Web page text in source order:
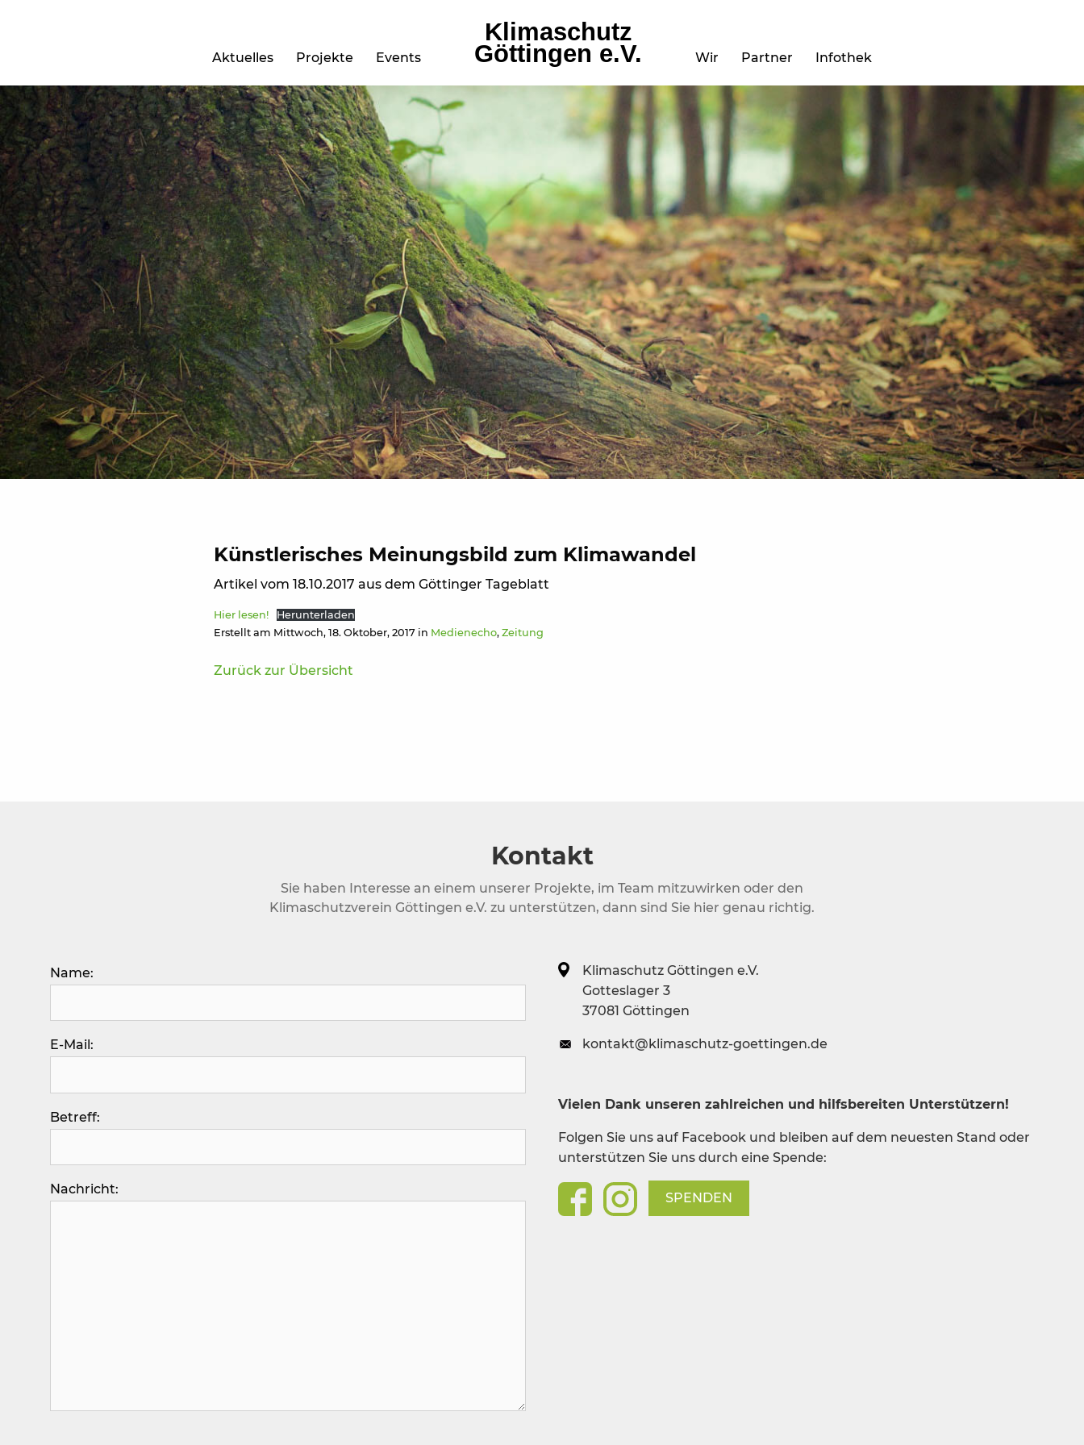
Aktuelles Projekte Events
Klimaschutz
Göttingen e.V. Wir Partner Infothek
Künstlerisches Meinungsbild zum Klimawandel
Artikel vom 18.10.2017 aus dem Göttinger Tageblatt
Hier lesen!
Herunterladen
Erstellt am Mittwoch, 18. Oktober, 2017 in Medienecho,Zeitung
Zurück zur Übersicht
Kontakt
Sie haben Interesse an einem unserer Projekte, im Team mitzuwirken oder den
Klimaschutzverein Göttingen e.V. zu unterstützen, dann sind Sie hier genau richtig.
Name:
E-Mail:
Betreff:
Nachricht:
Klimaschutz Göttingen e.V.
Gotteslager 3
37081 Göttingen
kontakt@klimaschutz-goettingen.de
Vielen Dank unseren zahlreichen und hilfsbereiten Unterstützern!
Folgen Sie uns auf Facebook und bleiben auf dem neuesten Stand oder
unterstützen Sie uns durch eine Spende:
SPENDEN